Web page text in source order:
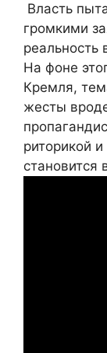
Власть
громкими
реальность
На фоне
Кремля,
жесты
риторикой
становится